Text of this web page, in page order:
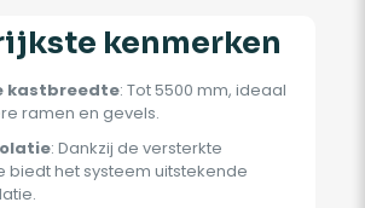
kenmerken
kastbreedte: Tot 5500 mm, ideaal
ramen en gevels.
: Dankzij de versterkte
biedt het systeem uitstekende